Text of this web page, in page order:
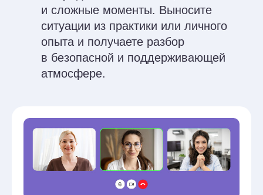
Делаете домашнее
задание
Творческие домашние задания
помогут вам глубоко освоить
терапию матерей через призму
Обсуждаете теорию, делитесь
своими наблюдениями, просите
поддержки, получаете
и знакомитесь с другими